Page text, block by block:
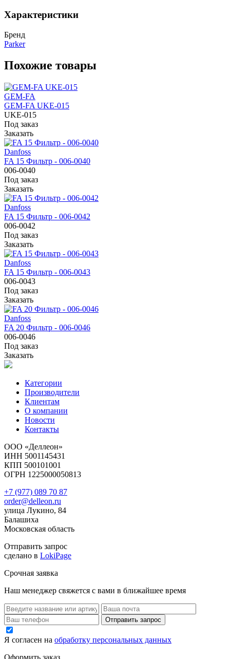
Характеристики
Бренд
Parker
Похожие товары
GEM-FA
GEM-FA UKE-015
UKE-015
Под заказ
Заказать
Danfoss
FA 15 Фильтр - 006-0040
006-0040
Под заказ
Заказать
Danfoss
FA 15 Фильтр - 006-0042
006-0042
Под заказ
Заказать
Danfoss
FA 15 Фильтр - 006-0043
006-0043
Под заказ
Заказать
Danfoss
FA 20 Фильтр - 006-0046
006-0046
Под заказ
Заказать
Категории
Производители
Клиентам
О компании
Новости
Контакты
ООО «Деллеон»
ИНН 5001145431
КПП 500101001
ОГРН 1225000050813
+7 (977) 089 70 87
order@delleon.ru
улица Лукино, 84
Балашиха
Московская область
Отправить запрос
сделано в LokiPage
Срочная заявка
Наш менеджер свяжется с вами в ближайшее время
Я согласен на обработку персональных данных